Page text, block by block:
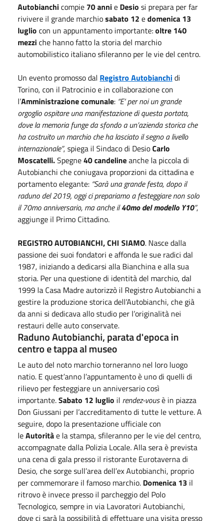
Autobianchicompie 70 annie Desio si prepara per far
rivivere il grande marchiosabato 12 edomenica 13
luglio con un appuntamento importante:oltre 140
mezziche hanno fatto la storia del marchio
automobilistico italiano sfileranno per le vie del centro.
Un evento promosso dal Registro Autobianchidi
Torino, con il Patrocinio e in collaborazione con
l’Amministrazione comunale: “E’ per noi un grande
orgoglio ospitare una manifestazione di questa portata,
dove la memoria funge da sfondo a un’azienda storica che
ha costruito un marchio che ha lasciato il segno a livello
internazionale”, spiega il Sindaco di DesioCarlo
Moscatelli.Spegne40 candelineanche la piccola di
Autobianchi che coniugava proporzioni da cittadina e
portamento elegante: “Sarà una grande festa, dopo il
raduno del 2019, oggi ci prepariamo a festeggiare non solo
il 70mo anniversario, ma anche il40mo del modello Y10”,
aggiunge il Primo Cittadino.
REGISTRO AUTOBIANCHI, CHI SIAMO. Nasce dalla
passione dei suoi fondatori e affonda le sue radici dal
1987, iniziando a dedicarsi alla Bianchina e alla sua
storia. Per una questione di identità del marchio, dal
1999 la Casa Madre autorizzò il Registro Autobianchi a
gestire la produzione storica dell’Autobianchi, che già
da anni si dedicava allo studio per l’originalità nei
restauri delle auto conservate.
Raduno Autobianchi, parata d'epoca in
centro e tappa al museo
Le auto del noto marchio torneranno nel loro luogo
natio. E quest’anno l’appuntamento è uno di quelli di
rilievo per festeggiare un anniversario così
importante.Sabato 12 luglio il rendez-vousè in piazza
Don Giussani per l’accreditamento di tutte le vetture. A
seguire, dopo la presentazione ufficiale con
leAutoritàe la stampa, sfileranno per le vie del centro,
accompagnate dalla Polizia Locale. Alla sera è prevista
una cena di gala presso il ristorante Eurotaverna di
Desio, che sorge sull’area dell’ex Autobianchi, proprio
per commemorare il famoso marchio. Domenica 13 il
ritrovo è invece presso il parcheggio del Polo
Tecnologico, sempre in via Lavoratori Autobianchi,
dove ci sarà la possibilità di effettuare una visita presso